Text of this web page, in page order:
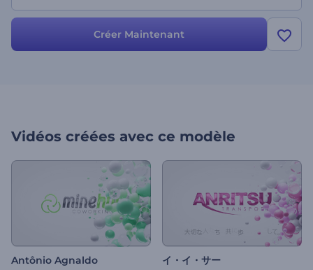
Créer Maintenant
Vidéos créées avec ce modèle
Antônio Agnaldo イ・イ・サー